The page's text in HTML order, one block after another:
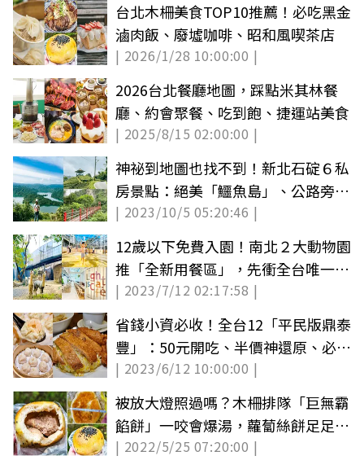
台北木柵美食TOP10推薦！必吃黑金
滷肉飯、廢墟咖啡、昭和風喫茶店
| 2026/1/28 10:00:00 |
2026台北餐廳地圖，踩點米其林餐
廳、約會聚餐、吃到飽、捷運站美食
| 2025/8/15 02:00:00 |
神祕到地圖也找不到！新北石碇６私
房景點：絕美「鱷魚島」、公路旁茶
園祕境
| 2023/10/5 05:20:46 |
12歲以下免費入園！南北２大動物園
推「全新用餐區」，先衝全台唯一貓
熊餐廳
| 2023/7/12 02:17:58 |
省錢小資必收！全台12「平民版鼎泰
豐」：50元開吃、半價神還原、必比
登推薦
| 2023/6/12 10:00:00 |
被放大燈照過嗎？木柵排隊「巨無霸
餡餅」一咬會爆湯，蘿蔔絲餅足足11
公分寬
| 2022/5/25 07:20:00 |